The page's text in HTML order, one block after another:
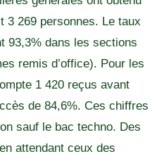
3 269 personnes. Le taux
93,3% dans les sections
remis d’office). Pour les
1 420 reçus avant
de 84,6%. Ces chiffres
sauf le bac techno. Des
attendant ceux des